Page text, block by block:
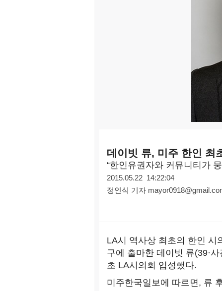
데이빗 류, 미주 한인 최
“한인유권자와 커뮤니티가
2015.05.22 14:22:04
정인식 기자
LA시 역사상 최초의 한인 시
구에 출마한 데이빗 류(39·
초 LA시의회 입성했다.
미주한국일보에 따르면, 류